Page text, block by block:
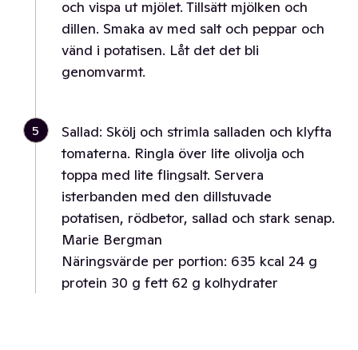
och vispa ut mjölet. Tillsätt mjölken och
dillen. Smaka av med salt och peppar och
vänd i potatisen. Låt det det bli
genomvarmt.
5
Sallad: Skölj och strimla salladen och klyfta
tomaterna. Ringla över lite olivolja och
toppa med lite flingsalt. Servera
isterbanden med den dillstuvade
potatisen, rödbetor, sallad och stark senap.
Marie Bergman
Näringsvärde per portion: 635 kcal 24 g
protein 30 g fett 62 g kolhydrater